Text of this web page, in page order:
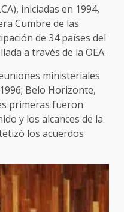
iniciadas en 1994,
Cumbre de las
de 34 países del
a través de la OEA.
ministeriales
Belo Horizonte,
primeras fueron
y los alcances de la
los acuerdos